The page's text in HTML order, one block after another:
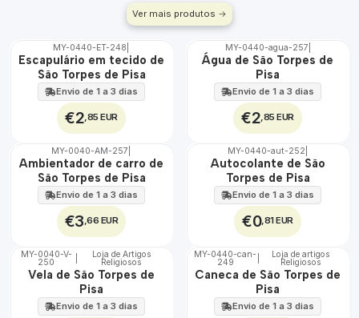
Ver mais produtos
🇵🇹
100%
ÁGUA
MY-0440-ET-248
Escapulário em tecido de
São Torpes de Pisa
Envio de 1 a 3 dias
€2,85 EUR
🇵🇹
100%
MY-0440-agua-257
Água de São Torpes de
Pisa
Envio de 1 a 3 dias
€2,85 EUR
🇵🇹
100%
MY-0040-AM-257
Ambientador de carro de
São Torpes de Pisa
Envio de 1 a 3 dias
€3,66 EUR
🇵🇹
100%
MY-0440-aut-252
Autocolante de São
Torpes de Pisa
Envio de 1 a 3 dias
€0,81 EUR
🇵🇹
100%
MY-0040-V-
250
Loja de Artigos
Religiosos
Vela de São Torpes de
Pisa
Envio de 1 a 3 dias
🇵🇹
100%
MY-0440-can-
249
Loja de artigos
Religiosos
Caneca de São Torpes de
Pisa
Envio de 1 a 3 dias